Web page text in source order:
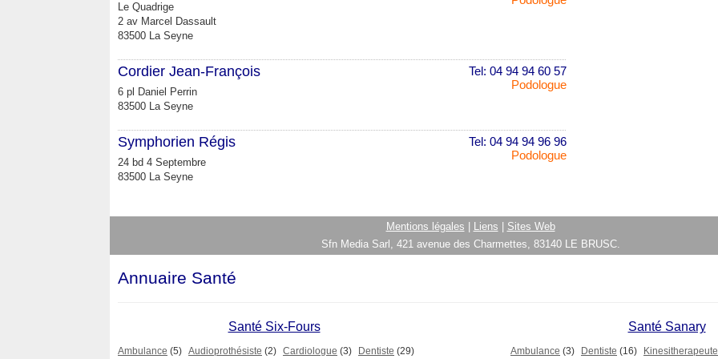
Le Quadrige
2 av Marcel Dassault
83500 La Seyne
Tel: 04 94 94 60 57
Podologue
Cordier Jean-François
6 pl Daniel Perrin
83500 La Seyne
Tel: 04 94 94 96 96
Podologue
Symphorien Régis
24 bd 4 Septembre
83500 La Seyne
Mentions légales Liens
Sites Web
Sfn Media Sarl, 421 avenue des Charmettes, 83140 LE BRUSC.
Annuaire Santé
Santé Six-Fours
Ambulance (5) Audioprothésiste (2) Cardiologue (3) Dentiste (29)
Santé Sanary
Ambulance (3) Dentiste (16) Kinesitherapeute